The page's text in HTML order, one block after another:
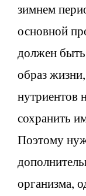
зимнем
основной
должен
образ
нутриентов
сохранить
Поэтому
организма,